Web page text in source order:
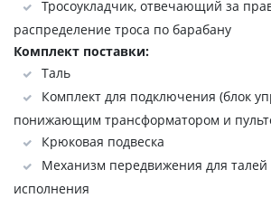
Тросоукладчик, отвечающий за
распределение троса по барабану
Комплект поставки:
Таль
Комплект для подключения (блок
понижающим трансформатором и
Крюковая подвеска
Механизм передвижения для талей
исполнения